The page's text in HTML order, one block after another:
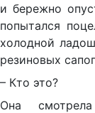
и бережно
попытался
холодной
резиновых
– Кто это?
Она